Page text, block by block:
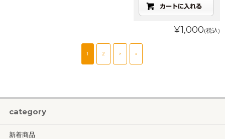
¥1,000(税込)
1 2 > »
category
新着商品